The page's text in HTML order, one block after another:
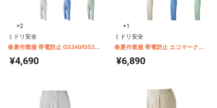
+2
ミドリ安全
春夏作業服 帯電防止 GS340/GS350
シリーズ Ｅ/Ｃカーゴスラックス
¥4,690
+1
ミドリ安全
春夏作業服 帯電防止 エコマーク認
定商品 RCS190シリーズ カーゴス
ラックス
¥6,890